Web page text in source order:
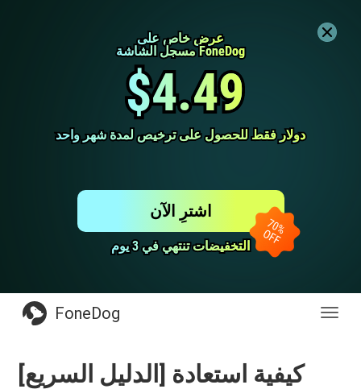
عرض خاص على
عرض خاص على
مسجل الشاشة FoneDog
مسجل الشاشة FoneDog
$4.49
$4.49
دولار فقط للحصول على ترخيص لمدة شهر واحد
دولار فقط للحصول على ترخيص لمدة شهر واحد
التخفيضات تنتهي في 3 يوم
التخفيضات تنتهي في 3 يوم
اشترِ الآن
FoneDog
[الدليل السريع] كيفية استعادة